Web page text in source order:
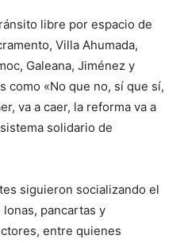
libre por espacio de
Villa Ahumada,
Galeana, Jiménez y
como «No que no, sí que sí,
va a caer, la reforma va a
solidario de
siguieron socializando el
pancartas y
entre quienes